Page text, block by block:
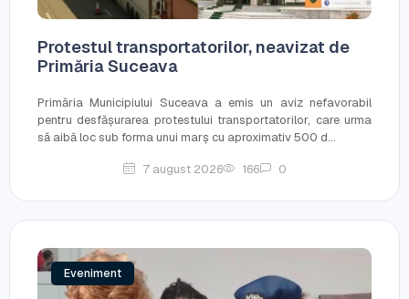
Protestul transportatorilor, neavizat de
Primăria Suceava
Primăria Municipiului Suceava a emis un aviz nefavorabil
pentru desfășurarea protestului transportatorilor, care urma
să aibă loc sub forma unui marș cu aproximativ 500 d...
7 august 2026 166 0
Eveniment